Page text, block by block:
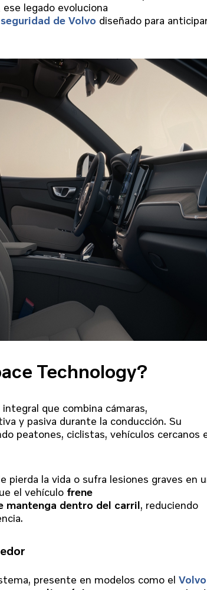
legado evoluciona
seguridad de Volvo diseñado para
Technology?
que combina cámaras,
y pasiva durante la conducción. Su
peatones, ciclistas, vehículos cercanos
pierda la vida o sufra lesiones graves en
el vehículo frene
mantenga dentro del carril, reduciendo
presente en modelos como elVolvo